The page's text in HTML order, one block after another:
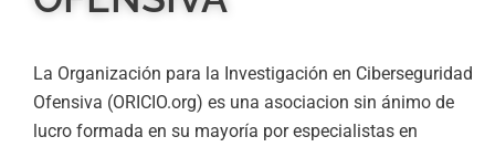
La Organización para la Investigación en Ciberseguridad
Ofensiva (ORICIO.org) es una asociacion sin ánimo de
lucro formada en su mayoría por especialistas en